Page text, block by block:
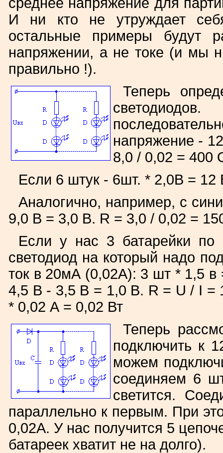
И ни кто не утруждает
остальные примеры будут
напряжении, а не токе (и мы
правильно !).
Теперь
напряжение -
8,0 / 0,02 = 400
Если 6 штук - 6шт. * 2,0В = 12
Аналогично, например, с
9,0 В = 3,0 В. R = 3,0 / 0,02 =
Если у нас 3 батарейки по
светодиод на который надо
ток в 20мА (0,02А): 3 шт * 1,5
4,5 В - 3,5 В = 1,0 В. R = U / I
* 0,02 А = 0,02 Вт
Теперь
подключить к
можем
соединяем 6
светится.
параллельно к первым. При
0,02А. У нас получится 5
батареек хватит не на долго).